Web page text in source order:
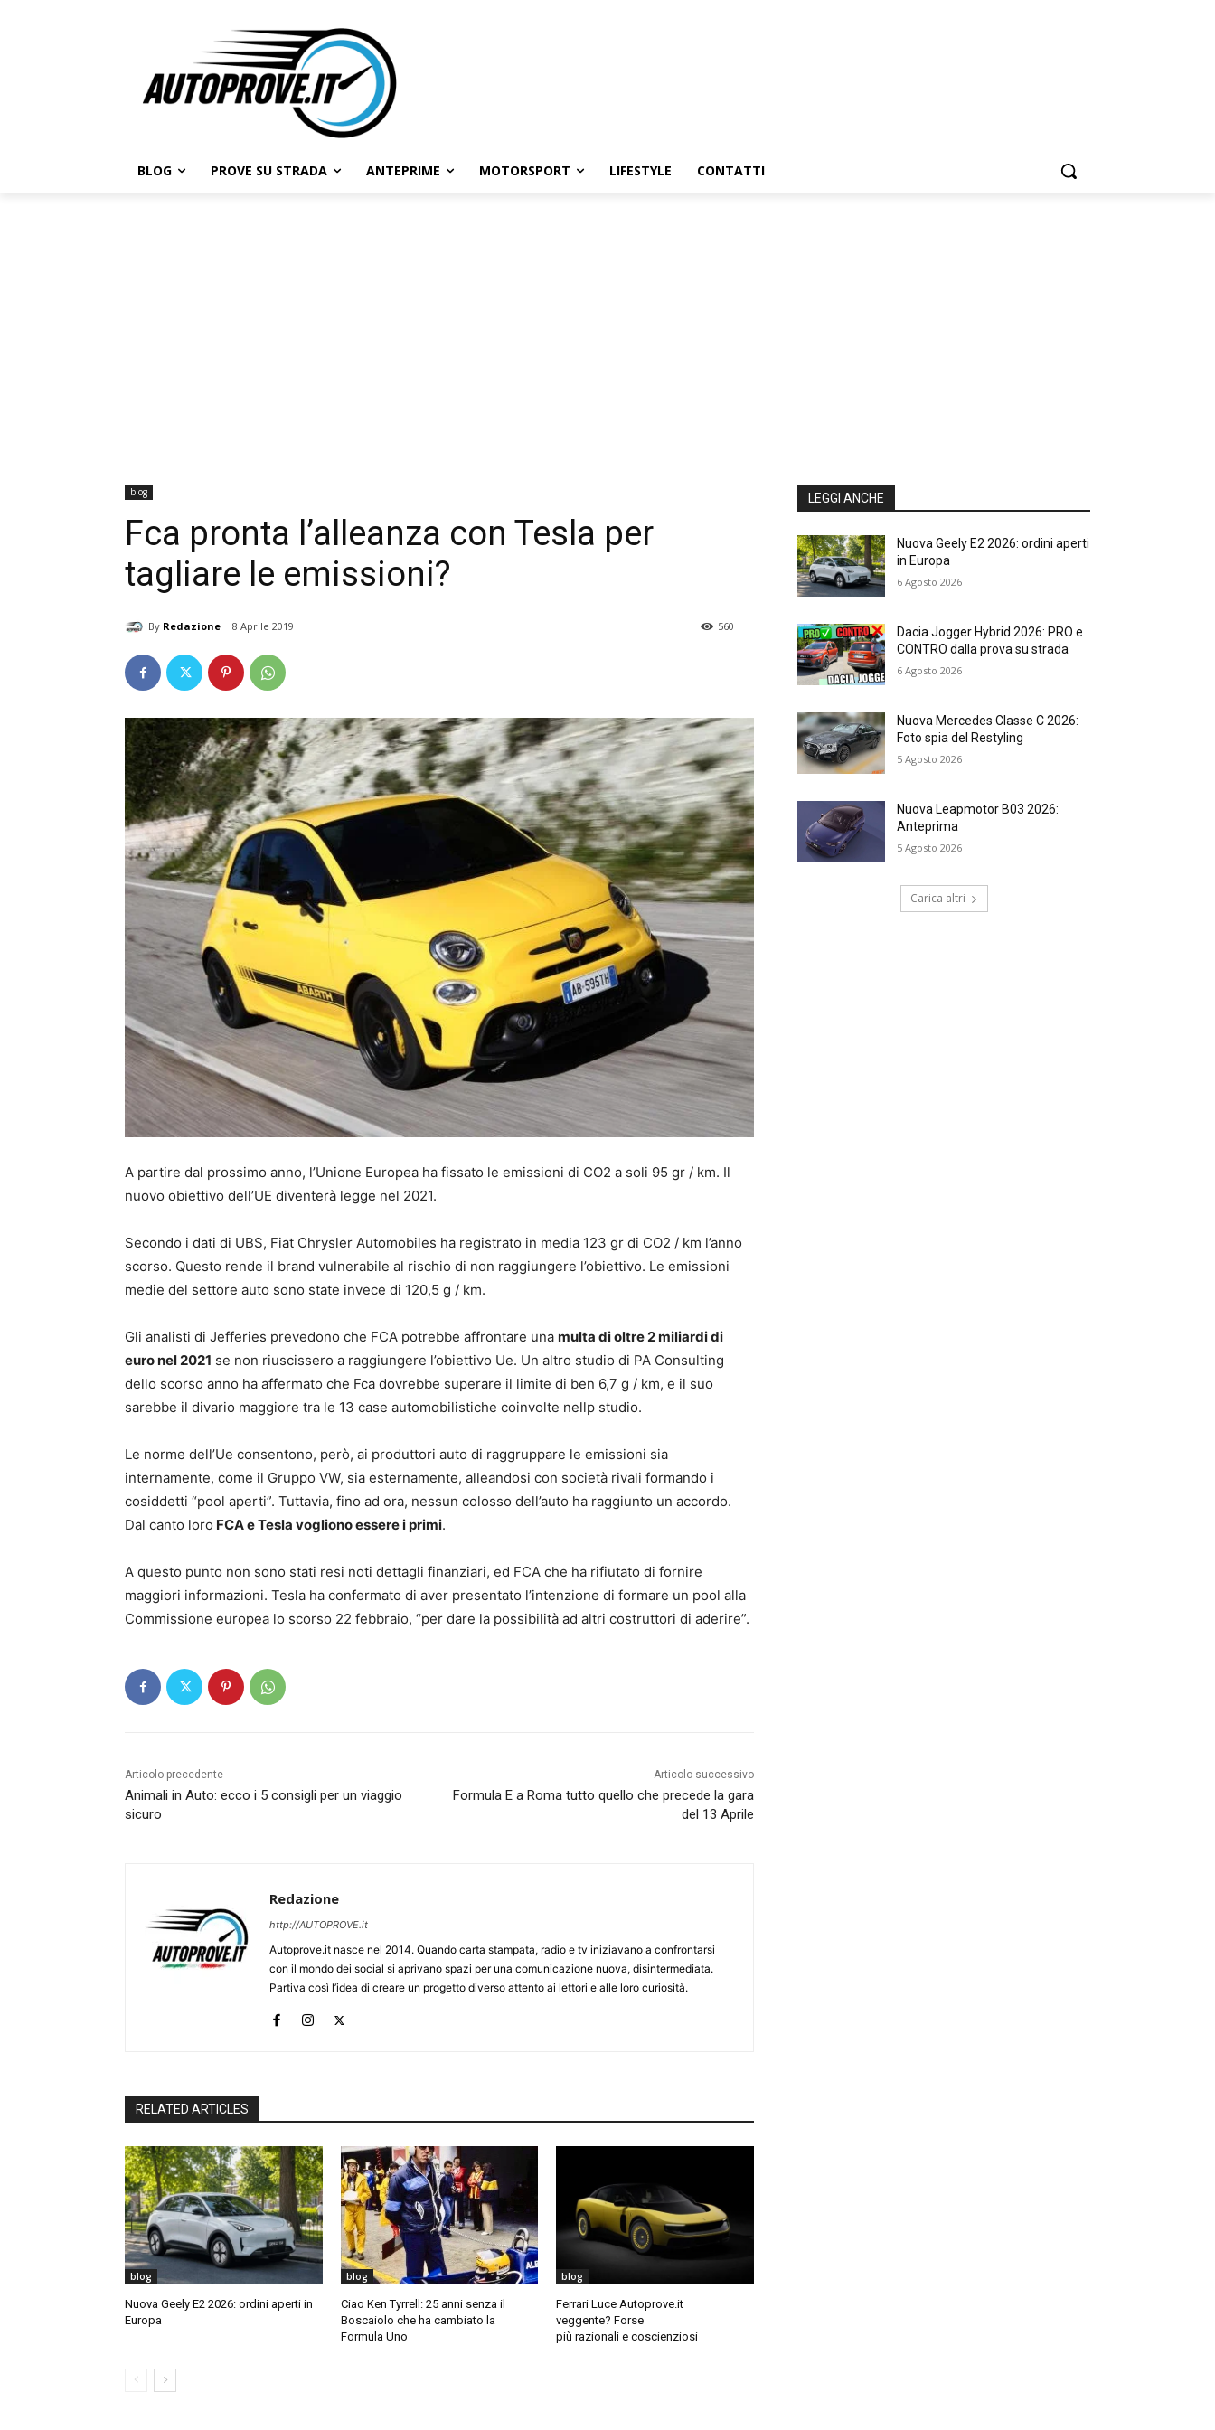
BLOG PROVE SU STRADA ANTEPRIME MOTORSPORT LIFESTYLE CONTATTI
blog
Fca pronta l’alleanza con Tesla per
tagliare le emissioni?
By Redazione 8 Aprile 2019 560
A partire dal prossimo anno, l’Unione Europea ha fissato le emissioni di CO2 a soli 95 gr / km. Il
nuovo obiettivo dell’UE diventerà legge nel 2021.
Secondo i dati di UBS, Fiat Chrysler Automobiles ha registrato in media 123 gr di CO2 / km l’anno
scorso. Questo rende il brand vulnerabile al rischio di non raggiungere l’obiettivo. Le emissioni
medie del settore auto sono state invece di 120,5 g / km.
Gli analisti di Jefferies prevedono che FCA potrebbe affrontare una multa di oltre 2 miliardi di
euro nel 2021 se non riuscissero a raggiungere l’obiettivo Ue. Un altro studio di PA Consulting
dello scorso anno ha affermato che Fca dovrebbe superare il limite di ben 6,7 g / km, e il suo
sarebbe il divario maggiore tra le 13 case automobilistiche coinvolte nellp studio.
Le norme dell’Ue consentono, però, ai produttori auto di raggruppare le emissioni sia
internamente, come il Gruppo VW, sia esternamente, alleandosi con società rivali formando i
cosiddetti “pool aperti”. Tuttavia, fino ad ora, nessun colosso dell’auto ha raggiunto un accordo.
Dal canto loro FCA e Tesla vogliono essere i primi.
A questo punto non sono stati resi noti dettagli finanziari, ed FCA che ha rifiutato di fornire
maggiori informazioni. Tesla ha confermato di aver presentato l’intenzione di formare un pool alla
Commissione europea lo scorso 22 febbraio, “per dare la possibilità ad altri costruttori di aderire”.
Articolo precedente
Animali in Auto: ecco i 5 consigli per un viaggio
sicuro
Articolo successivo
Formula E a Roma tutto quello che precede la gara
del 13 Aprile
Redazione
http://AUTOPROVE.it
Autoprove.it nasce nel 2014. Quando carta stampata, radio e tv iniziavano a confrontarsi
con il mondo dei social si aprivano spazi per una comunicazione nuova, disintermediata.
Partiva così l’idea di creare un progetto diverso attento ai lettori e alle loro curiosità.
RELATED ARTICLES
blog
Nuova Geely E2 2026: ordini aperti in
Europa
blog
Ciao Ken Tyrrell: 25 anni senza il
Boscaiolo che ha cambiato la
Formula Uno
blog
Ferrari Luce Autoprove.it
veggente? Forse
più razionali e coscienziosi
LEGGI ANCHE
Nuova Geely E2 2026: ordini aperti
in Europa
6 Agosto 2026
Dacia Jogger Hybrid 2026: PRO e
CONTRO dalla prova su strada
6 Agosto 2026
Nuova Mercedes Classe C 2026:
Foto spia del Restyling
5 Agosto 2026
Nuova Leapmotor B03 2026:
Anteprima
5 Agosto 2026
Carica altri